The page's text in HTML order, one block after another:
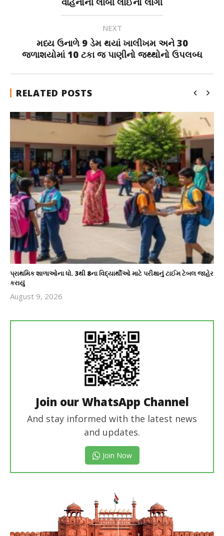
NEXT
મધ્ય ઉનાળે 9 ડેમ થયાં ખાલીખમ અને 30
જળાશયોમાં 10 ટકા જ પાણીનો જથ્થોનો ઉપલબ્ધ
RELATED POSTS
પ્રાથમિક શાળાઓના ધો. 3થી 8ના વિદ્યાર્થીઓ માટે પરીક્ષાનું ટાઈમ ટેબલ જાહેર
કરાયું
August 9, 2026
Join our WhatsApp Channel
And stay informed with the latest news
and updates.
Join Now